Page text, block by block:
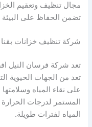
مجال تنظيف وتعقيم
تضمن الحفاظ على
شركة تنظيف خزانات بقنا
تعد شركة فرسان النيل
تعد من الجهات الحيوية
على نقاء المياه
المستمر لدرجات الحرارة
المياه لفترات طويلة.